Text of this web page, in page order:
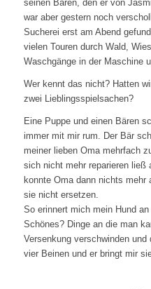
seinen Bären, den er von
war aber gestern noch
Sucherei erst am Abend
vielen Touren durch Wald,
Waschgänge in der Maschine
Wer kennt das nicht? Hatten
zwei Lieblingsspielsachen?
Eine Puppe und einen Bären
immer mit mir rum. Der Bär
meiner lieben Oma mehrfach
sich nicht mehr reparieren ließ
konnte Oma dann nichts mehr
sie nicht ersetzen.
So erinnert mich mein Hund
Schönes? Dinge an die man
Versenkung verschwinden
vier Beinen und er bringt mir